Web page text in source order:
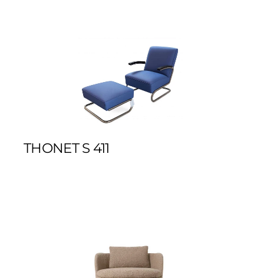
THONET S 411